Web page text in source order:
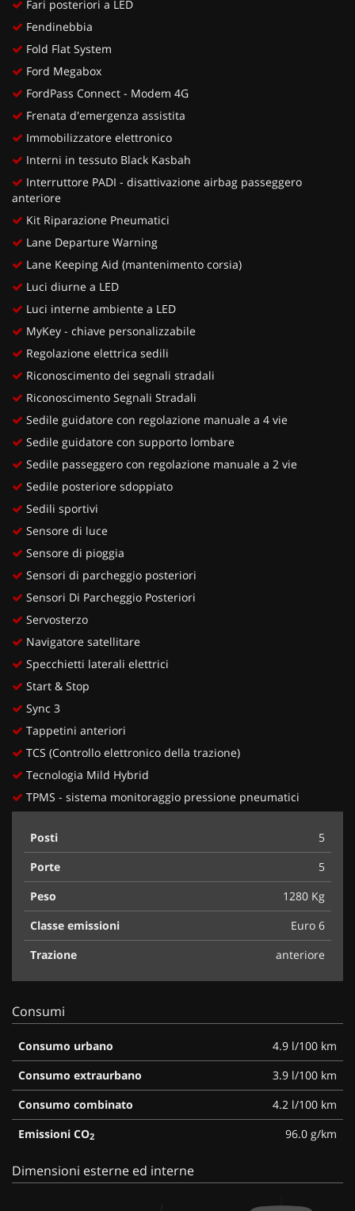
Fari posteriori a LED
Fendinebbia
Fold Flat System
Ford Megabox
FordPass Connect - Modem 4G
Frenata d'emergenza assistita
Immobilizzatore elettronico
Interni in tessuto Black Kasbah
Interruttore PADI - disattivazione airbag passeggero
anteriore
Kit Riparazione Pneumatici
Lane Departure Warning
Lane Keeping Aid (mantenimento corsia)
Luci diurne a LED
Luci interne ambiente a LED
MyKey - chiave personalizzabile
Regolazione elettrica sedili
Riconoscimento dei segnali stradali
Riconoscimento Segnali Stradali
Sedile guidatore con regolazione manuale a 4 vie
Sedile guidatore con supporto lombare
Sedile passeggero con regolazione manuale a 2 vie
Sedile posteriore sdoppiato
Sedili sportivi
Sensore di luce
Sensore di pioggia
Sensori di parcheggio posteriori
Sensori Di Parcheggio Posteriori
Servosterzo
Navigatore satellitare
Specchietti laterali elettrici
Start & Stop
Sync 3
Tappetini anteriori
TCS (Controllo elettronico della trazione)
Tecnologia Mild Hybrid
TPMS - sistema monitoraggio pressione pneumatici
Posti
5
Porte
5
Peso
1280 Kg
Classe emissioni
Euro 6
Trazione
anteriore
Consumi
Consumo urbano
4.9 l/100 km
Consumo extraurbano
3.9 l/100 km
Consumo combinato
4.2 l/100 km
Emissioni CO2 96.0 g/km
Dimensioni esterne ed interne